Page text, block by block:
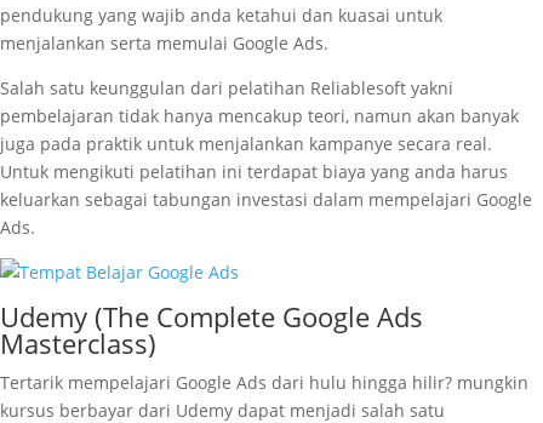
pendukung yang wajib anda ketahui dan kuasai untuk
menjalankan serta memulai Google Ads.
Salah satu keunggulan dari pelatihan Reliablesoft yakni
pembelajaran tidak hanya mencakup teori, namun akan banyak
juga pada praktik untuk menjalankan kampanye secara real.
Untuk mengikuti pelatihan ini terdapat biaya yang anda harus
keluarkan sebagai tabungan investasi dalam mempelajari Google
Ads.
Udemy (The Complete Google Ads
Masterclass)
Tertarik mempelajari Google Ads dari hulu hingga hilir? mungkin
kursus berbayar dari Udemy dapat menjadi salah satu